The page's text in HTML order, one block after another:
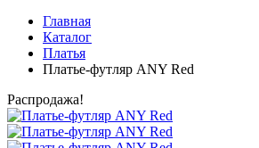
Главная
Каталог
Платья
Платье-футляр ANY Red
Распродажа!